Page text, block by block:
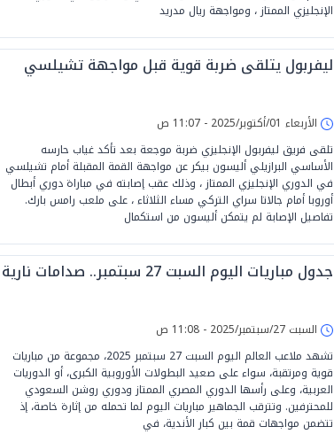
الإنجليزي الممتاز ، ومواجهة ريال مدريد
ليفربول يتلقى ضربة قوية قبل مواجهة تشيلسي
الأربعاء 01/أكتوبر/2025 - 11:07 ص
تلقى فريق ليفربول الإنجليزي ضربة موجعة بعد تأكد غياب حارسه
الأساسي البرازيلي أليسون بيكر عن مواجهة القمة المقبلة أمام تشيلسي
في الدوري الإنجليزي الممتاز ، وذلك عقب إصابته في مباراة دوري أبطال
أوروبا أمام جالاتا سراي التركي مساء الثلاثاء ، على ملعب رامس بارك.
تفاصيل الإصابة لم يتمكن أليسون من استكمال
جدول مباريات اليوم السبت 27 سبتمبر.. صدامات نارية
السبت 27/سبتمبر/2025 - 11:08 ص
تشهد ملاعب العالم اليوم السبت 27 سبتمبر 2025، مجموعة من مباريات
قوية ومرتقبة، سواء على صعيد البطولات الأوروبية الكبرى، أو الدوريات
العربية، وعلى رأسها الدوري المصري الممتاز ودوري روشن السعودي
للمحترفين. وتترقب الجماهير مباريات اليوم لما تحمله من إثارة خاصة، إذ
تتضمن مواجهات قمة بين كبار الأندية، في